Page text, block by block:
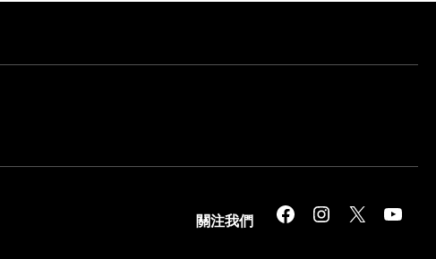
關注我們 Facebook Instagram X YouTube